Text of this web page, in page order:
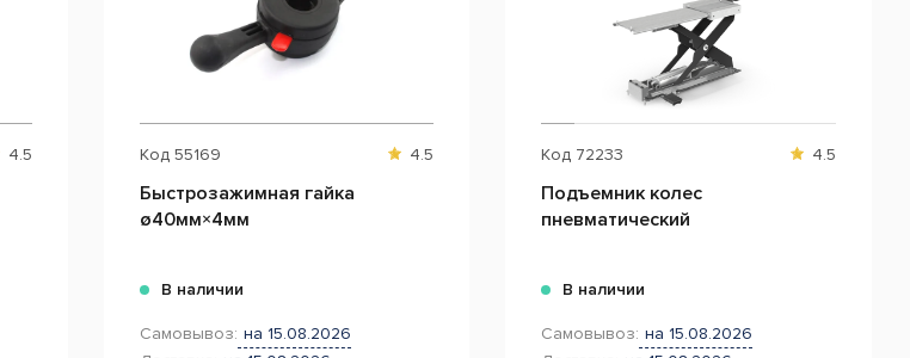
4.5 Код 55169 4.5
Быстрозажимная гайка
ø40мм×4мм
В наличии
Самовывоз: на 15.08.2026
Код 72233 4.5
Подъемник колес
пневматический
В наличии
Самовывоз: на 15.08.2026